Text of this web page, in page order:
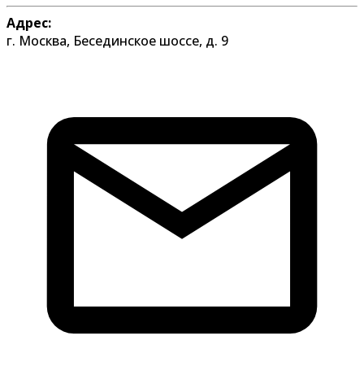
Адрес:
г. Москва, Бесединское шоссе, д. 9